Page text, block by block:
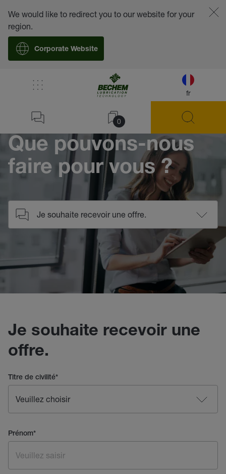
fr
0
We would like to redirect you to our website for your
region.
Corporate Website
Contact
Que pouvons-nous
faire pour vous ?
Je souhaite recevoir une
offre.
Titre de civilité*
Prénom*